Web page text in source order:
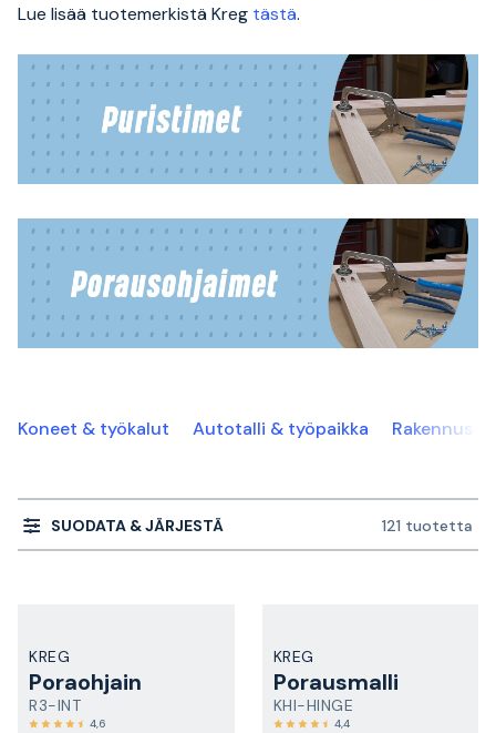
Lue lisää tuotemerkistä Kreg tästä.
Koneet & työkalut Autotalli & työpaikka Rakennus
SUODATA & JÄRJESTÄ 121 tuotetta
KREG
Poraohjain
R3-INT
4,6
KREG
Porausmalli
KHI-HINGE
4,4